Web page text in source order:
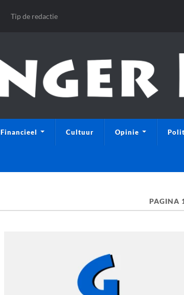
Tip de redactie
Financieel Cultuur Opinie
PAGINA